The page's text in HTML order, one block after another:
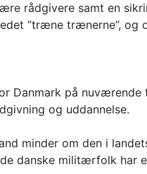
rådgivere samt en
”træne trænerne”,
Danmark på
og uddannelse.
minder om den i
danske militærfolk har